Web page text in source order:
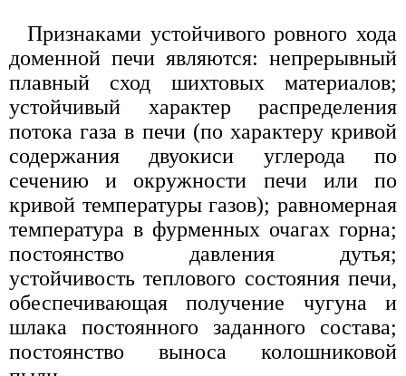
Признаками устойчивого ровного хода
доменной печи являются: непрерывный
плавный сход шихтовых материалов;
устойчивый характер распределения
потока газа в печи (по характеру кривой
содержания двуокиси углерода по
сечению и окружности печи или по
кривой температуры газов); равномерная
температура в фурменных очагах горна;
постоянство давления дутья;
устойчивость теплового состояния печи,
обеспечивающая получение чугуна и
шлака постоянного заданного состава;
постоянство выноса колошниковой